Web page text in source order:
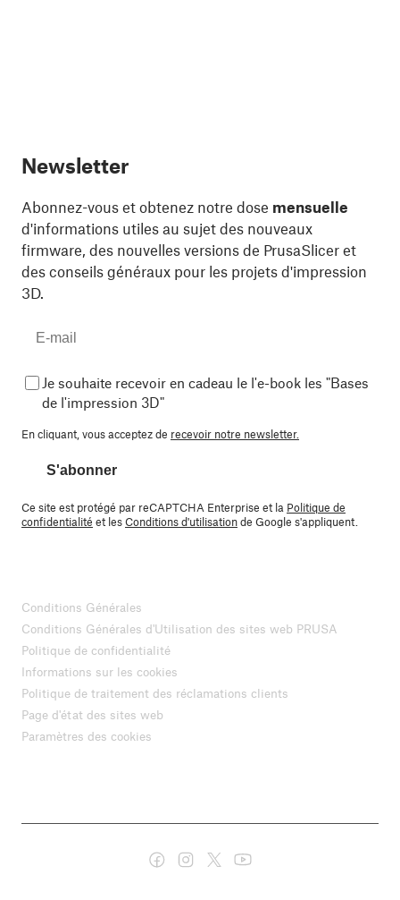
Newsletter
Abonnez-vous et obtenez notre dose mensuelle
d'informations utiles au sujet des nouveaux
firmware, des nouvelles versions de PrusaSlicer et
des conseils généraux pour les projets d'impression
3D.
Je souhaite recevoir en cadeau le l'e-book les "Bases
de l'impression 3D"
En cliquant, vous acceptez de recevoir notre newsletter.
S'abonner
Ce site est protégé par reCAPTCHA Enterprise et la Politique de
confidentialité et lesConditions d'utilisationde Google s'appliquent.
Conditions Générales
Conditions Générales d'Utilisation des sites web PRUSA
Politique de confidentialité
Informations sur les cookies
Politique de traitement des réclamations clients
Page d'état des sites web
Paramètres des cookies